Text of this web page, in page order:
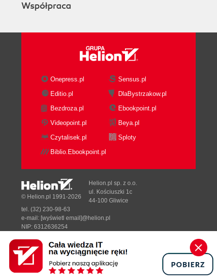
Współpraca
Onepress.pl
Sensus.pl
Editio.pl
DlaBystrzakow.pl
Bezdroza.pl
Ebookpoint.pl
Videopoint.pl
Beya.pl
Czytalisek.pl
Sploty
Biblio.Ebookpoint.pl
Designed with ♥ byTonik.pl
© Helion.pl 1991-2026
Helion.pl sp. z o.o.
ul. Kościuszki 1c
44-100 Gliwice
tel. (32) 230-98-63
e-mail: [wyświetl email]@helion.pl
NIP: 6312636254
Pełna wersja strony »